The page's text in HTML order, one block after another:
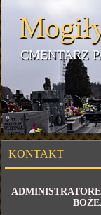
CMENTARZ
KONTAKT